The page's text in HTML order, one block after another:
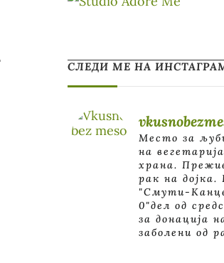
СЛЕДИ МЕ НА
Место за
на
храна.
рак на дојка.
"Смути-
0"дел од
за донација
заболени од